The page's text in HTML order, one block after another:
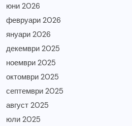
юни 2026
февруари 2026
януари 2026
декември 2025
ноември 2025
октомври 2025
септември 2025
август 2025
юли 2025